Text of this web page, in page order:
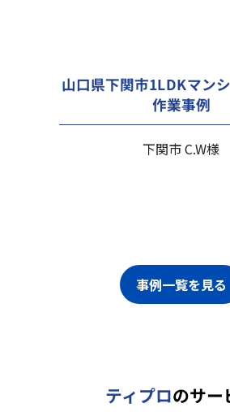
山口県下関市1LDKマン
作業事例
下関市 C.W様
事例一覧を見る
ティプロのサー